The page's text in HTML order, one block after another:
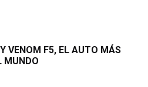
VENOM F5, EL AUTO MÁS
MUNDO